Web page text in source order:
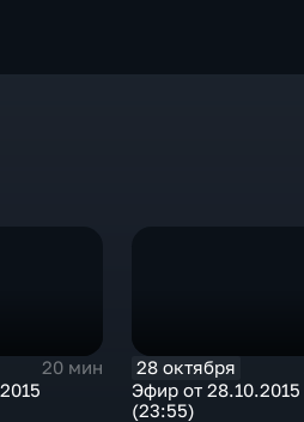
20 мин
28 октября
Эфир от 28.10.2015
(23:55)